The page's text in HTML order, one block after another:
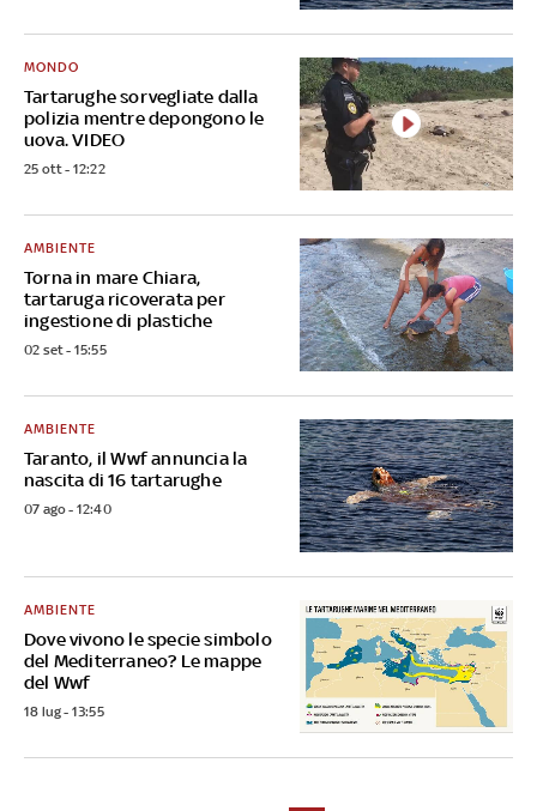
Tartarughe sorvegliate dalla
polizia mentre depongono le
uova. VIDEO
MONDO
25 ott - 12:22
Torna in mare Chiara,
tartaruga ricoverata per
ingestione di plastiche
AMBIENTE
02 set - 15:55
Taranto, il Wwf annuncia la
nascita di 16 tartarughe
AMBIENTE
07 ago - 12:40
Dove vivono le specie simbolo
del Mediterraneo? Le mappe
del Wwf
AMBIENTE
18 lug - 13:55